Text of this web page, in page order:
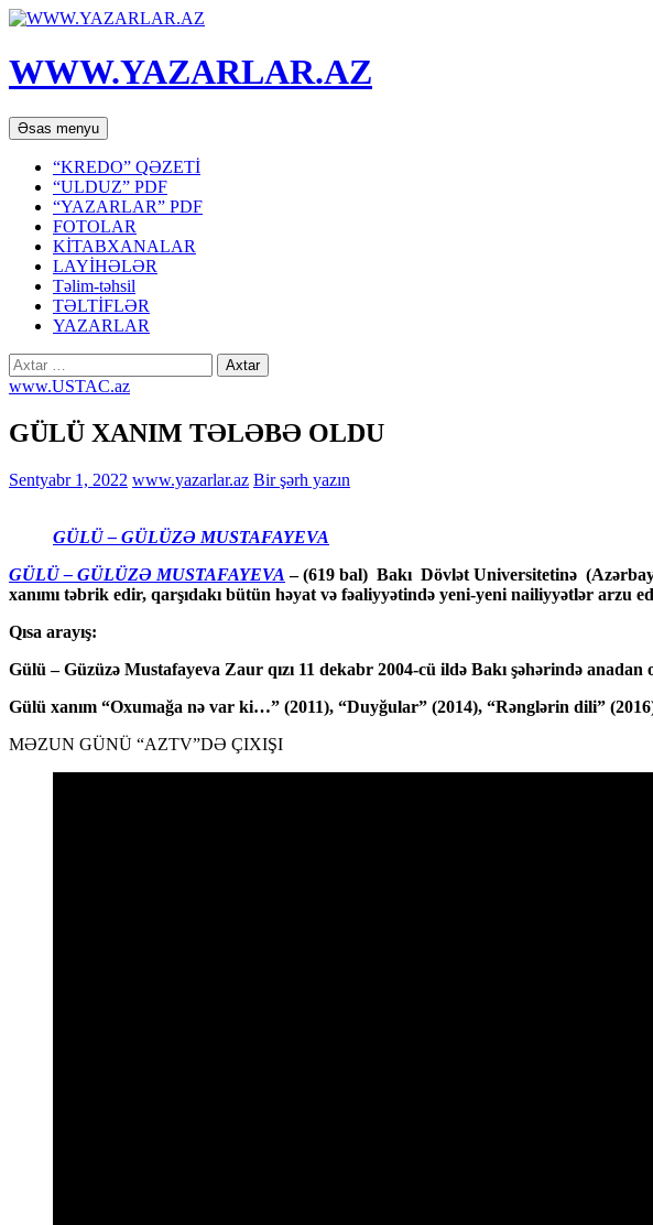
WWW.YAZARLAR.AZ
Axtar
Əsas menyu Mühtəviyyata
keç
“KREDO” QƏZETİ
“ULDUZ” PDF
“YAZARLAR” PDF
FOTOLAR
KİTABXANALAR
LAYİHƏLƏR
Təlim-təhsil
TƏLTİFLƏR
YAZARLAR
Axtarış:
www.USTAC.az
GÜLÜ XANIM TƏLƏBƏ OLDU
Sentyabr 1, 2022 www.yazarlar.az Bir şərh yazın
GÜLÜ – GÜLÜZƏ MUSTAFAYEVA
GÜLÜ – GÜLÜZƏ MUSTAFAYEVA – (619 bal) Bakı Dövlət Universitetinə
xanımı təbrik edir, qarşıdakı bütün həyat və fəaliyyətində yeni-yeni nailiyyətlər arzu
Qısa arayış:
Gülü – Güzüzə Mustafayeva Zaur qızı 11 dekabr 2004-cü ildə Bakı şəhərində
Gülü xanım “Oxumağa nə var ki…” (2011), “Duyğular” (2014), “Rənglərin dili”
MƏZUN GÜNÜ “AZTV”DƏ ÇIXIŞI